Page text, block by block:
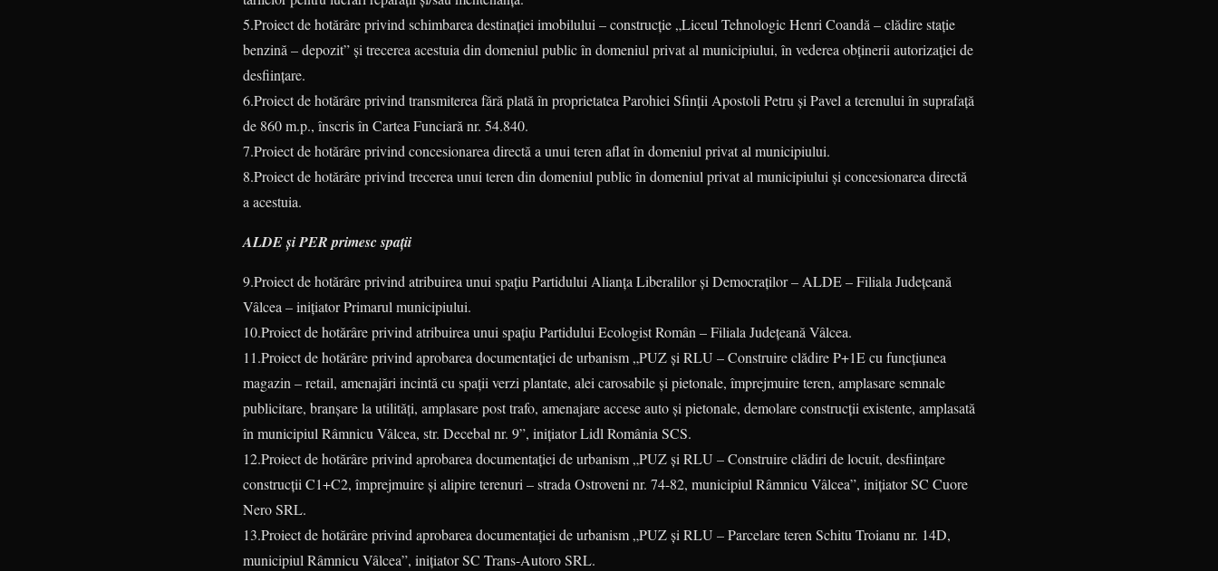
5.Proiect de hotărâre privind schimbarea destinației imobilului – construcție „Liceul Tehnologic Henri Coandă – clădire stație
benzină – depozit” și trecerea acestuia din domeniul public în domeniul privat al municipiului, în vederea obținerii autorizației de
desființare.
6.Proiect de hotărâre privind transmiterea fără plată în proprietatea Parohiei Sfinții Apostoli Petru și Pavel a terenului în suprafață
de 860 m.p., înscris în Cartea Funciară nr. 54.840.
7.Proiect de hotărâre privind concesionarea directă a unui teren aflat în domeniul privat al municipiului.
8.Proiect de hotărâre privind trecerea unui teren din domeniul public în domeniul privat al municipiului și concesionarea directă
a acestuia.
ALDE și PER primesc spații
9.Proiect de hotărâre privind atribuirea unui spațiu Partidului Alianța Liberalilor și Democraților – ALDE – Filiala Județeană
Vâlcea – inițiator Primarul municipiului.
10.Proiect de hotărâre privind atribuirea unui spațiu Partidului Ecologist Român – Filiala Județeană Vâlcea.
11.Proiect de hotărâre privind aprobarea documentației de urbanism „PUZ și RLU – Construire clădire P+1E cu funcțiunea
magazin – retail, amenajări incintă cu spații verzi plantate, alei carosabile și pietonale, împrejmuire teren, amplasare semnale
publicitare, branșare la utilități, amplasare post trafo, amenajare accese auto și pietonale, demolare construcții existente, amplasată
în municipiul Râmnicu Vâlcea, str. Decebal nr. 9”, inițiator Lidl România SCS.
12.Proiect de hotărâre privind aprobarea documentației de urbanism „PUZ și RLU – Construire clădiri de locuit, desființare
construcții C1+C2, împrejmuire și alipire terenuri – strada Ostroveni nr. 74-82, municipiul Râmnicu Vâlcea”, inițiator SC Cuore
Nero SRL.
13.Proiect de hotărâre privind aprobarea documentației de urbanism „PUZ și RLU – Parcelare teren Schitu Troianu nr. 14D,
municipiul Râmnicu Vâlcea”, inițiator SC Trans-Autoro SRL.